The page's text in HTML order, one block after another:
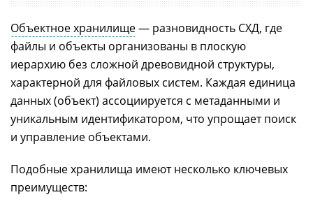
Объектное хранилище— разновидность СХД, где
файлы и объекты организованы в плоскую
иерархию без сложной древовидной структуры,
характерной для файловых систем. Каждая единица
данных (объект) ассоциируется с метаданными и
уникальным идентификатором, что упрощает поиск
и управление объектами.
Подобные хранилища имеют несколько ключевых
преимуществ: